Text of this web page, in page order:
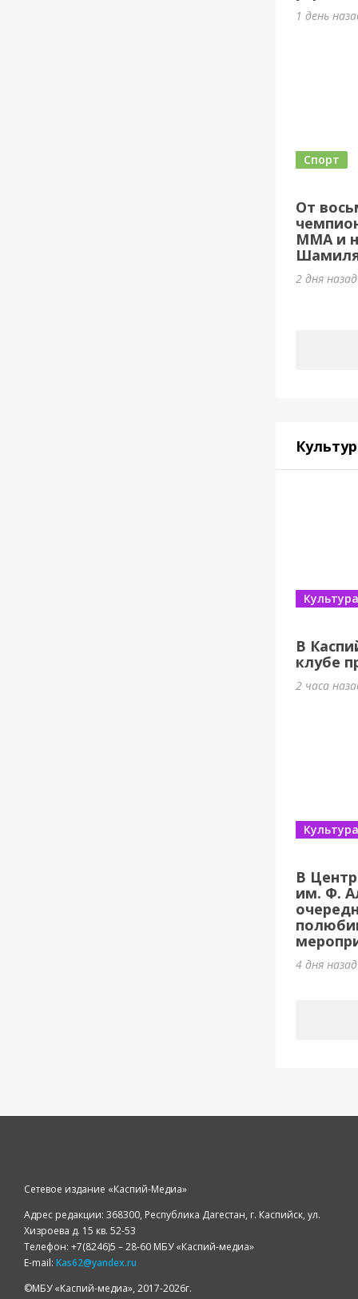
1 день
От
ММА и
Спорт
2 дня
В
клубе
Культура
2 часа
В
им. Ф.
Культура
4 дня
Сетевое издание «Каспий-Медиа»
Адрес редакции: 368300, Республика Дагестан, г. Каспийск, ул.
Хизроева д. 15 кв. 52-53
Телефон: +7(8246)5 – 28-60 МБУ «Каспий-медиа»
E-mail: Kas62@yandex.ru
©️МБУ «Каспий-медиа», 2017-2026г.